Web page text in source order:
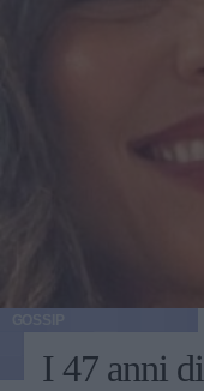
I 47 anni